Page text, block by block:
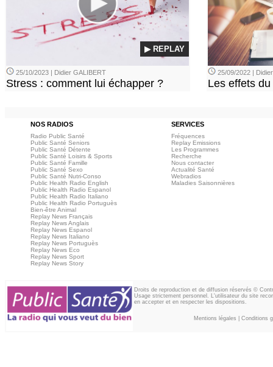
▶ REPLAY
25/10/2023 | Didier GALIBERT
Stress : comment lui échapper ?
25/09/2022 |
Les effets
NOS RADIOS SERVICES
Radio Public Santé
Public Santé Seniors
Public Santé Détente
Public Santé Loisirs & Sports
Public Santé Famille
Public Santé Sexo
Public Santé Nutri-Conso
Public Health Radio English
Public Health Radio Espanol
Public Health Radio Italiano
Public Health Radio Portuguès
Bien-être Animal
Replay News Français
Replay News Anglais
Replay News Espanol
Replay News Italiano
Replay News Portuguès
Replay News Eco
Replay News Sport
Replay News Story
Fréquences
Replay Emissions
Les Programmes
Recherche
Nous contacter
Actualité Santé
Webradios
Maladies Saisonnières
Droits de reproduction et de diffusion réservés ©
Usage strictement personnel. L'utilisateur du site
en accepter et en respecter les dispositions.
Mentions légales Conditions